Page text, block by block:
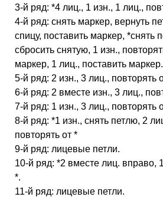
3-й ряд: *4 лиц., 1 изн., 1 лиц.,
4-й ряд: снять маркер, вернуть
спицу, поставить маркер, *снять
сбросить снятую, 1 изн.,
маркер, 1 лиц., поставить маркер.
5-й ряд: 2 изн., 3 лиц., повторять
6-й ряд: 2 вместе изн., 3 лиц.,
7-й ряд: 1 изн., 3 лиц., повторять
8-й ряд: *1 изн., снять петлю, 2
повторять от *
9-й ряд: лицевые петли.
10-й ряд: *2 вместе лиц. вправо,
*.
11-й ряд: лицевые петли.